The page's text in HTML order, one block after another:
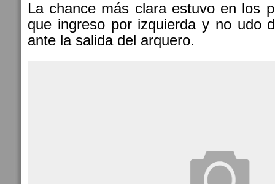
La chance más clara estuvo en los
que ingreso por izquierda y no udo
ante la salida del arquero.